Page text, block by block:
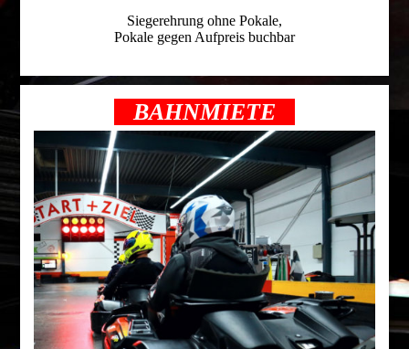
Siegerehrung ohne Pokale,
Pokale gegen Aufpreis buchbar
BAHNMIETE